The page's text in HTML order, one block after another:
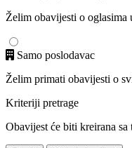
Želim obavijesti o
Samo poslodavac
Želim primati obavijesti o
Kriteriji pretrage
Obavijest će biti kreirana